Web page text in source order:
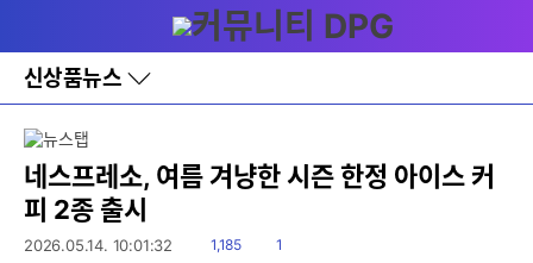
와
홈
신상품뉴스
바
로
이
어
창
토
네스프레소, 여름 겨냥한 시즌 한정 아이스 커
피 2종 출시
2026.05.14. 10:01:32
읽
1,185
댓1